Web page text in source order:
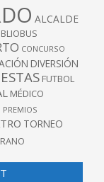
ALCALDE
CONCURSO
DIVERSIÓN
FUTBOL
MÉDICO
PREMIOS
TORNEO